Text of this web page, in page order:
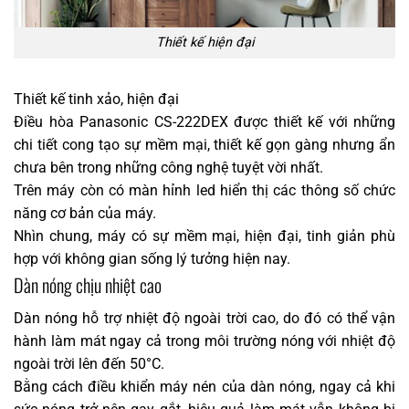
Thiết kế hiện đại
Thiết kế tinh xảo, hiện đại
Điều hòa Panasonic CS-222DEX được thiết kế với những
chi tiết cong tạo sự mềm mại, thiết kế gọn gàng nhưng ẩn
chưa bên trong những công nghệ tuyệt vời nhất.
Trên máy còn có màn hỉnh led hiển thị các thông số chức
năng cơ bản của máy.
Nhìn chung, máy có sự mềm mại, hiện đại, tinh giản phù
hợp với không gian sống lý tưởng hiện nay.
Dàn nóng chịu nhiệt cao
Dàn nóng hỗ trợ nhiệt độ ngoài trời cao, do đó có thể vận
hành làm mát ngay cả trong môi trường nóng với nhiệt độ
ngoài trời lên đến 50°C.
Bằng cách điều khiển máy nén của dàn nóng, ngay cả khi